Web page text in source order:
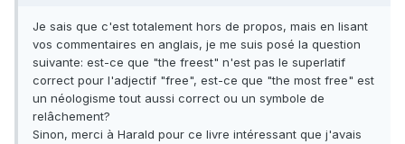
Je sais que c'est totalement hors de propos, mais en lisant
vos commentaires en anglais, je me suis posé la question
suivante: est-ce que "the freest" n'est pas le superlatif
correct pour l'adjectif "free", est-ce que "the most free" est
un néologisme tout aussi correct ou un symbole de
relâchement?
Sinon, merci à Harald pour ce livre intéressant que j'avais